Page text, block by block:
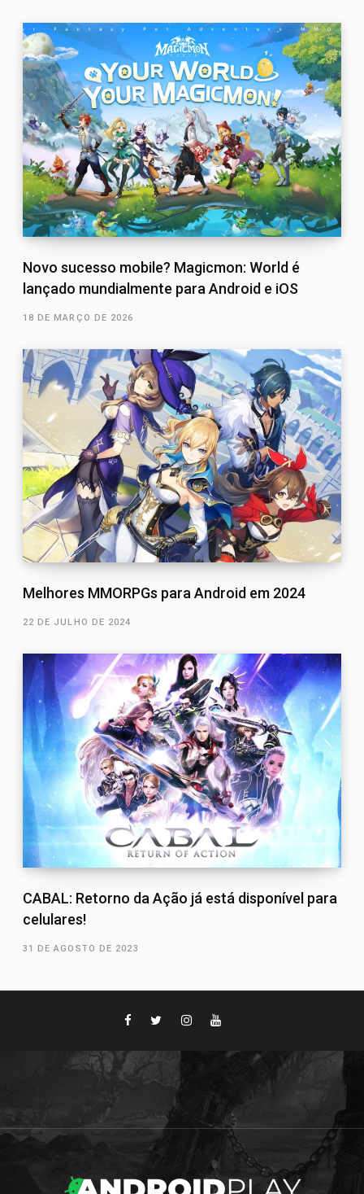
Novo sucesso mobile? Magicmon: World é
lançado mundialmente para Android e iOS
18 DE MARÇO DE 2026
Melhores MMORPGs para Android em 2024
22 DE JULHO DE 2024
CABAL: Retorno da Ação já está disponível para
celulares!
31 DE AGOSTO DE 2023